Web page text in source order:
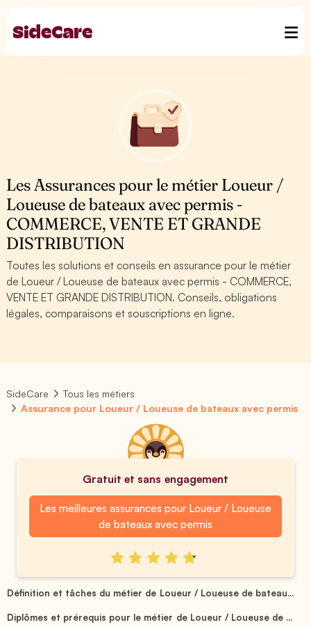
Les Assurances pour le métier Loueur /
Loueuse de bateaux avec permis -
COMMERCE, VENTE ET GRANDE
DISTRIBUTION
Toutes les solutions et conseils en assurance pour le métier
de Loueur / Loueuse de bateaux avec permis - COMMERCE,
VENTE ET GRANDE DISTRIBUTION. Conseils, obligations
légales, comparaisons et souscriptions en ligne.
SideCare
Tous les métiers
Assurance pour Loueur / Loueuse de bateaux avec permis
Gratuit et sans engagement
Les meilleures assurances pour Loueur / Loueuse
de bateaux avec permis
Définition et tâches du métier de Loueur / Loueuse de bateau...
Diplômes et prérequis pour le métier de Loueur / Loueuse de ...